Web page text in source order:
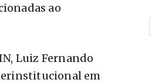
ao
Luiz Fernando
em